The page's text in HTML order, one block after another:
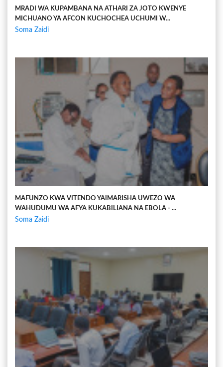
MRADI WA KUPAMBANA NA ATHARI ZA JOTO KWENYE
MICHUANO YA AFCON KUCHOCHEA UCHUMI W...
Soma Zaidi
MAFUNZO KWA VITENDO YAIMARISHA UWEZO WA
WAHUDUMU WA AFYA KUKABILIANA NA EBOLA - ...
Soma Zaidi